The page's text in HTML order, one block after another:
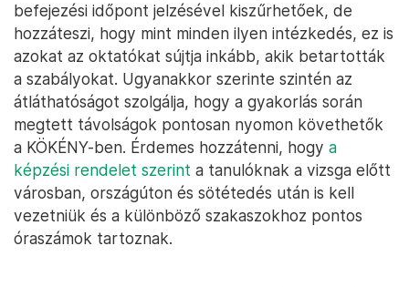
befejezési időpont jelzésével kiszűrhetőek, de
hozzáteszi, hogy mint minden ilyen intézkedés, ez is
azokat az oktatókat sújtja inkább, akik betartották
a szabályokat. Ugyanakkor szerinte szintén az
átláthatóságot szolgálja, hogy a gyakorlás során
megtett távolságok pontosan nyomon követhetők
a KÖKÉNY-ben. Érdemes hozzátenni, hogy a
képzési rendelet szerint a tanulóknak a vizsga előtt
városban, országúton és sötétedés után is kell
vezetniük és a különböző szakaszokhoz pontos
óraszámok tartoznak.